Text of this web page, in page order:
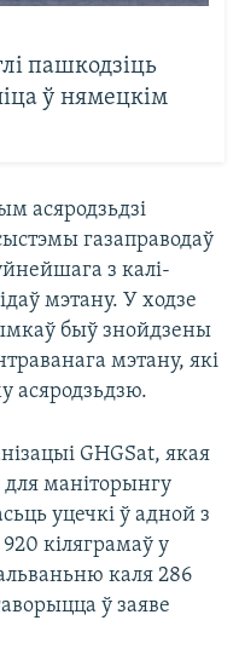
пашкодзіць
ў нямецкім
асяродзьдзі
газаправодаў
з калі-
мэтану. У ходзе
быў знойдзены
мэтану, які
асяродзьдзю.
GHGSat, якая
маніторынгу
уцечкі ў адной з
кіляграмаў у
каля 286
ў заяве